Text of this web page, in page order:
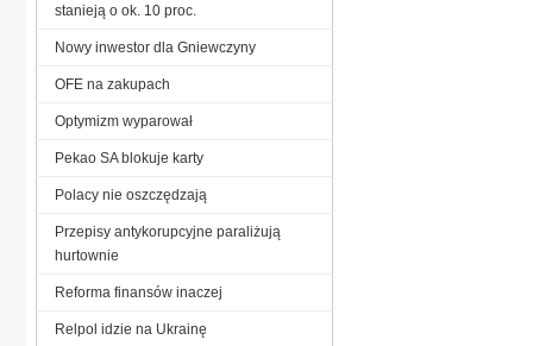
stanieją o ok. 10 proc.
Nowy inwestor dla Gniewczyny
OFE na zakupach
Optymizm wyparował
Pekao SA blokuje karty
Polacy nie oszczędzają
Przepisy antykorupcyjne paraliżują
hurtownie
Reforma finansów inaczej
Relpol idzie na Ukrainę